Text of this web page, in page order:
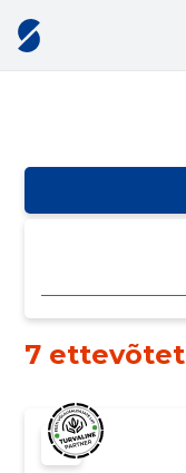
7 ettevõtet